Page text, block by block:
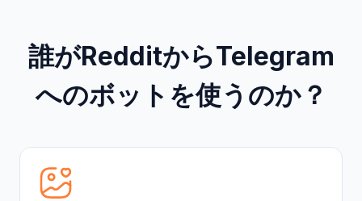
誰がRedditからTelegram
へのボットを使うのか？